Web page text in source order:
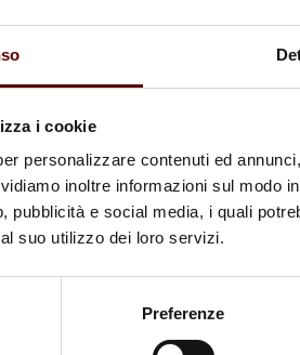
i cookie
personalizzare contenuti ed
inoltre informazioni sul modo
pubblicità e social media, i quali
suo utilizzo dei loro servizi.
Preferenze